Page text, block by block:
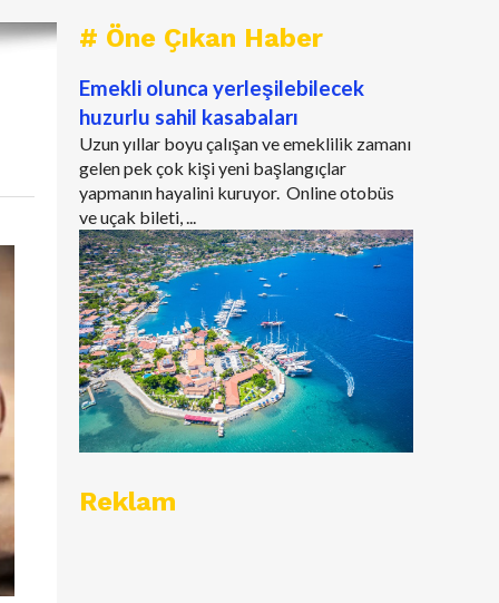
# Öne Çıkan Haber
Emekli olunca yerleşilebilecek
huzurlu sahil kasabaları
Uzun yıllar boyu çalışan ve emeklilik zamanı
gelen pek çok kişi yeni başlangıçlar
yapmanın hayalini kuruyor. Online otobüs
ve uçak bileti, ...
Reklam